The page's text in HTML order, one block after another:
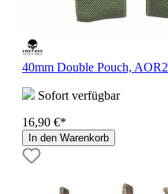
40mm Double Pouch, AOR2
Sofort verfügbar
16,90 €*
In den Warenkorb